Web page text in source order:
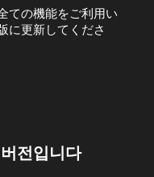
ての機能をご利用い
に更新してくださ
전입니다